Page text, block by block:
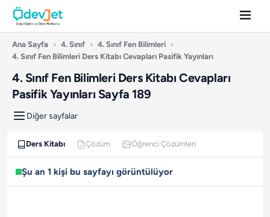
Ana Sayfa › 4. Sınıf › 4. Sınıf Fen Bilimleri ›
4. Sınıf Fen Bilimleri Ders Kitabı Cevapları Pasifik Yayınları
4. Sınıf Fen Bilimleri Ders Kitabı Cevapları
Pasifik Yayınları Sayfa 189
Diğer sayfalar
Ders Kitabı Çözüm Öğrenci Çözümleri
Şu an 1 kişi bu sayfayı görüntülüyor